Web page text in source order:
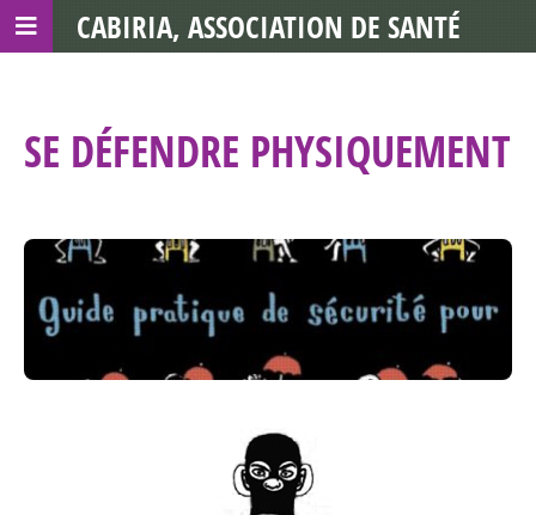
SE DÉFENDRE PHYSIQUEMENT
CABIRIA, ASSOCIATION DE SANTÉ